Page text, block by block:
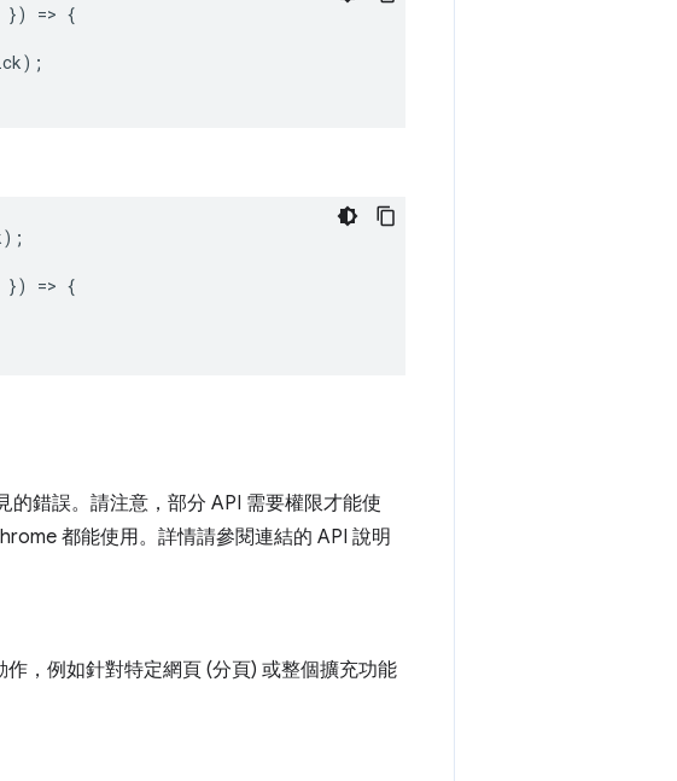
}) => {
);
);
}) => {
錯誤。請注意，部分 API 需要權限才能使
都能使用。詳情請參閱連結的 API 說明
，例如針對特定網頁 (分頁) 或整個擴充功能